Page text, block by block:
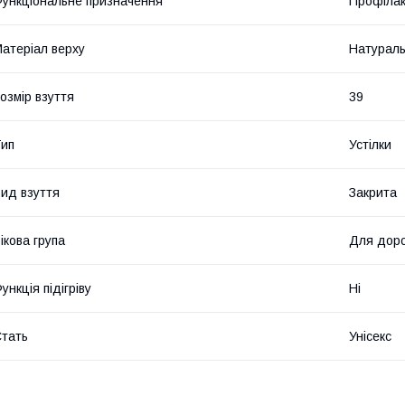
верху
взуття 39
Устілки
взуття Закрита
група Для
підігріву Ні
Унісекс